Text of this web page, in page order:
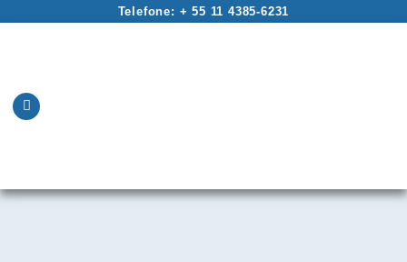
Telefone: + 55 11 4385-6231